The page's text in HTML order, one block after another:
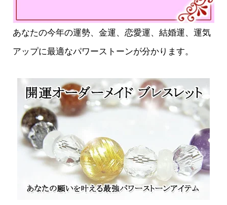
あなたの今年の運勢、金運、恋愛運、結婚運、運気
アップに最適なパワーストーンが分かります。